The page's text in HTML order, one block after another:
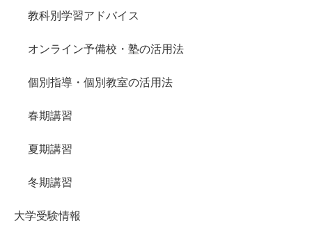
教科別学習アドバイス
オンライン予備校・塾の活用法
個別指導・個別教室の活用法
春期講習
夏期講習
冬期講習
大学受験情報